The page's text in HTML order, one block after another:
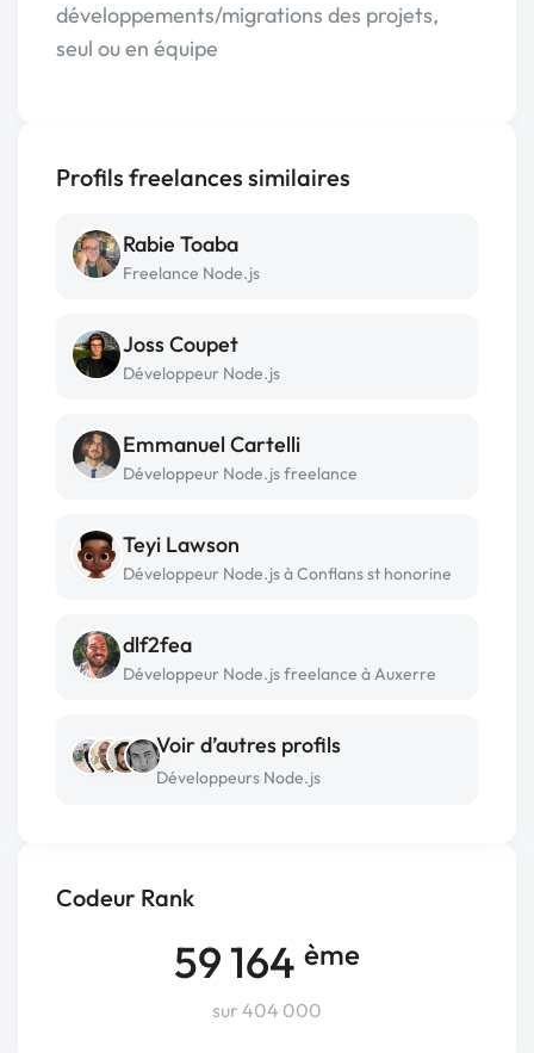
Codeur Rank
59 164 ème
sur 404 000
développements/migrations des projets,
seul ou en équipe
Profils freelances similaires
Rabie Toaba
Freelance Node.js
Joss Coupet
Développeur Node.js
Emmanuel Cartelli
Développeur Node.js freelance
Teyi Lawson
Développeur Node.js à Conflans st honorine
dlf2fea
Développeur Node.js freelance à Auxerre
Voir d’autres profils
Développeurs Node.js